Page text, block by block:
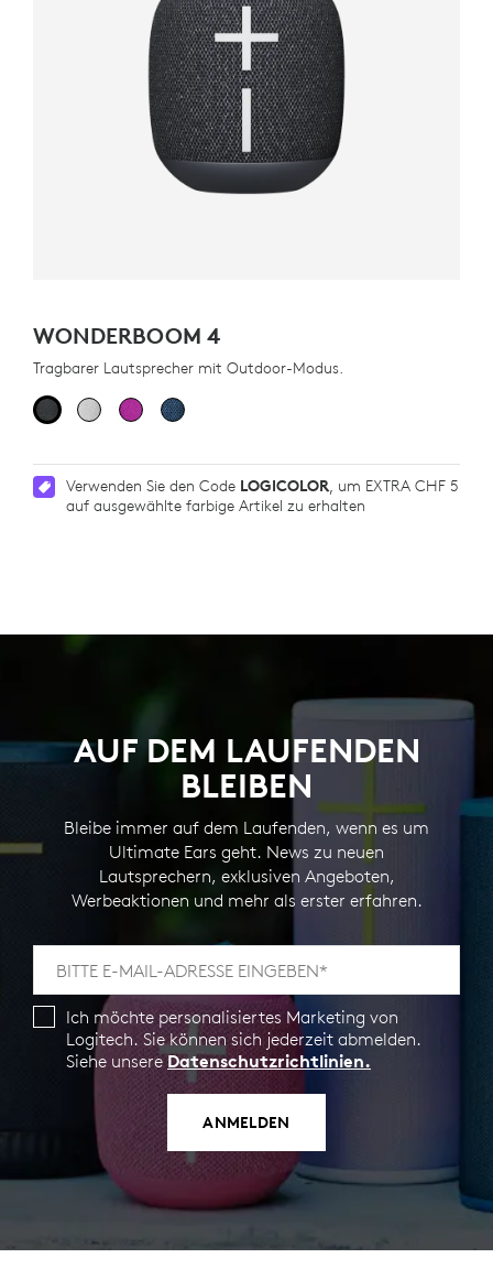
WONDERBOOM 4
Tragbarer Lautsprecher mit Outdoor-Modus.
Verwenden Sie den Code LOGICOLOR, um EXTRA CHF 5
auf ausgewählte farbige Artikel zu erhalten
AUF DEM LAUFENDEN
BLEIBEN
Bleibe immer auf dem Laufenden, wenn es um
Ultimate Ears geht. News zu neuen
Lautsprechern, exklusiven Angeboten,
Werbeaktionen und mehr als erster erfahren.
Ich möchte personalisiertes Marketing von
Logitech. Sie können sich jederzeit abmelden.
Siehe unsereDatenschutzrichtlinien.
ANMELDEN